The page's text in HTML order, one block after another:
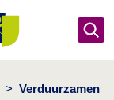
> Verduurzamen